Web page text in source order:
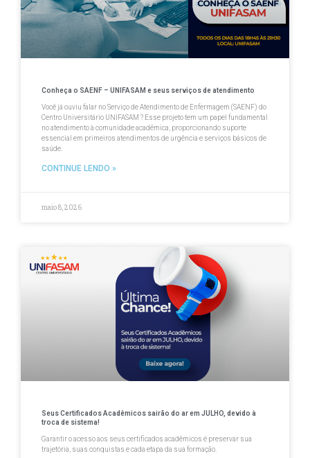
Conheça o SAENF – UNIFASAM e seus serviços de atendimento
Você já ouviu falar no Serviço de Atendimento de Enfermagem (SAENF) do
Centro Universitário UNIFASAM ? Esse projeto tem um papel fundamental
no atendimento à comunidade acadêmica, proporcionando suporte
essencial em primeiros atendimentos de urgência e serviços básicos de
saúde.
CONTINUE LENDO »
maio 8, 2026
Seus Certificados Acadêmicos sairão do ar em JULHO, devido à
troca de sistema!
Garantir o acesso aos seus certificados acadêmicos é preservar sua
trajetória, suas conquistas e cada etapa da sua formação.